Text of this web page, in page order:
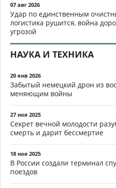
07 авг 2026
Удар по единственным
логистика рушится, война
угрозой
НАУКА И ТЕХНИКА
20 янв 2026
Забытый немецкий дрон из
меняющим войны
27 ноя 2025
Секрет вечной молодости
смерть и дарит бессмертие
18 ноя 2025
В России создали терминал
поездов